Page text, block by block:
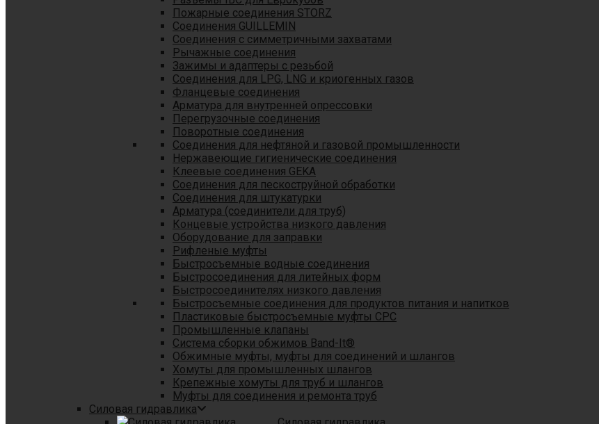
Пожарные соединения STORZ
Соединения GUILLEMIN
Соединения с симметричными захватами
Рычажные соединения
Зажимы и адаптеры с резьбой
Соединения для LPG, LNG и криогенных газов
Фланцевые соединения
Арматура для внутренней опрессовки
Перегрузочные соединения
Поворотные соединения
Соединения для нефтяной и газовой промышленности
Нержавеющие гигиенические соединения
Клеевые соединения GEKA
Соединения для пескоструйной обработки
Cоединения для штукатурки
Арматура (соединители для труб)
Концевые устройства низкого давления
Оборудование для заправки
Рифленые муфты
Быстросъемные водные соединения
Быстросоединения для литейных форм
Быстросоединителях низкого давления
Быстросъемные соединения для продуктов питания и напитков
Пластиковые быстросъемные муфты CPC
Промышленные клапаны
Система сборки обжимов Band-It®
Обжимные муфты, муфты для соединений и шлангов
Хомуты для промышленных шлангов
Крепежные хомуты для труб и шлангов
Муфты для соединения и ремонта труб
Силовая гидравлика